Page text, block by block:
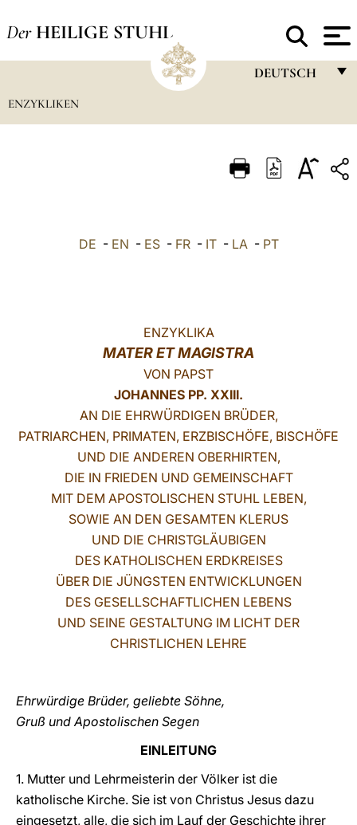
Der HEILIGE STUHL
DEUTSCH
ITALIANO
中文
ENZYKLIKEN
DE - EN - ES- FR- IT- LA- PT
ENZYKLIKA
MATER ET MAGISTRA
VON PAPST
JOHANNES PP. XXIII.
AN DIE EHRWÜRDIGEN BRÜDER,
PATRIARCHEN, PRIMATEN, ERZBISCHÖFE, BISCHÖFE
UND DIE ANDEREN OBERHIRTEN,
DIE IN FRIEDEN UND GEMEINSCHAFT
MIT DEM APOSTOLISCHEN STUHL LEBEN,
SOWIE AN DEN GESAMTEN KLERUS
UND DIE CHRISTGLÄUBIGEN
DES KATHOLISCHEN ERDKREISES
ÜBER DIE JÜNGSTEN ENTWICKLUNGEN
DES GESELLSCHAFTLICHEN LEBENS
UND SEINE GESTALTUNG IM LICHT DER
CHRISTLICHEN LEHRE
Ehrwürdige Brüder, geliebte Söhne,
Gruß und Apostolischen Segen
EINLEITUNG
1. Mutter und Lehrmeisterin der Völker ist die
katholische Kirche. Sie ist von Christus Jesus dazu
eingesetzt, alle, die sich im Lauf der Geschichte ihrer